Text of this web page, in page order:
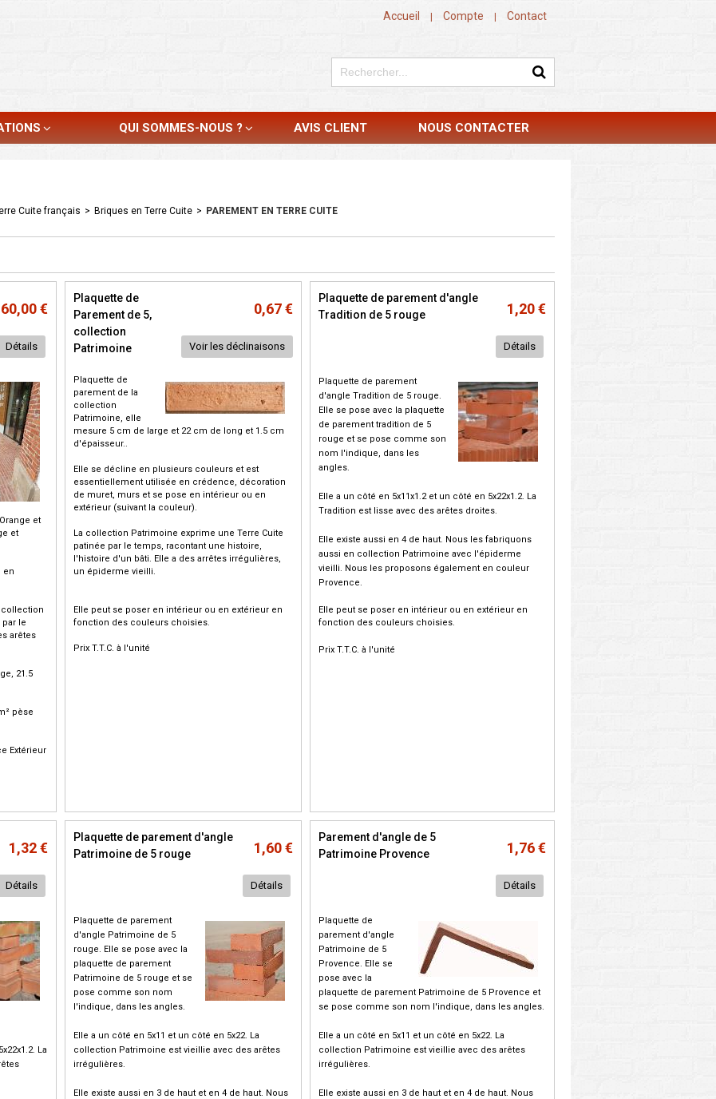
Accueil | Compte | Contact
QUI SOMMES-NOUS ? AVIS CLIENT NOUS CONTACTER
Cuite français > Briques en Terre Cuite > PAREMENT EN TERRE CUITE
60,00 €
Détails
et
et
en
collection
le
arêtes
21.5
pèse
Extérieur
Plaquette de
Parement de 5,
collection
Patrimoine
0,67 €
Voir les déclinaisons
Plaquette de
parement de la
collection
Patrimoine, elle
mesure 5 cm de large et 22 cm de long et 1.5 cm
d'épaisseur..
Elle se décline en plusieurs couleurs et est
essentiellement utilisée en crédence, décoration
de muret, murs et se pose en intérieur ou en
extérieur (suivant la couleur).
La collection Patrimoine exprime une Terre Cuite
patinée par le temps, racontant une histoire,
l'histoire d'un bâti. Elle a des arrêtes irrégulières,
un épiderme vieilli.
Elle peut se poser en intérieur ou en extérieur en
fonction des couleurs choisies.
Prix T.T.C. à l'unité
Plaquette de parement d'angle
Tradition de 5 rouge
1,20 €
Détails
Plaquette de parement
d'angle Tradition de 5 rouge.
Elle se pose avec la plaquette
de parement tradition de 5
rouge et se pose comme son
nom l'indique, dans les
angles.
Elle a un côté en 5x11x1.2 et un côté en 5x22x1.2. La
Tradition est lisse avec des arêtes droites.
Elle existe aussi en 4 de haut. Nous les fabriquons
aussi en collection Patrimoine avec l'épiderme
vieilli. Nous les proposons également en couleur
Provence.
Elle peut se poser en intérieur ou en extérieur en
fonction des couleurs choisies.
Prix T.T.C. à l'unité
1,32 €
Détails
La
Plaquette de parement d'angle
Patrimoine de 5 rouge
1,60 €
Détails
Plaquette de parement
d'angle Patrimoine de 5
rouge. Elle se pose avec la
plaquette de parement
Patrimoine de 5 rouge et se
pose comme son nom
l'indique, dans les angles.
Elle a un côté en 5x11 et un côté en 5x22. La
collection Patrimoine est vieillie avec des arêtes
irrégulières.
Elle existe aussi en 3 de haut et en 4 de haut. Nous
Parement d'angle de 5
Patrimoine Provence
1,76 €
Détails
Plaquette de
parement d'angle
Patrimoine de 5
Provence. Elle se
pose avec la
plaquette de parement Patrimoine de 5 Provence et
se pose comme son nom l'indique, dans les angles.
Elle a un côté en 5x11 et un côté en 5x22. La
collection Patrimoine est vieillie avec des arêtes
irrégulières.
Elle existe aussi en 3 de haut et en 4 de haut. Nous